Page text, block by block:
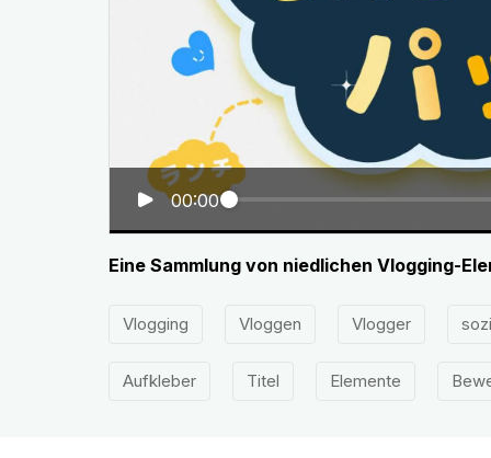
00:00
Eine Sammlung von niedlichen Vlogging-
Vlogging Vloggen Vlogger
Aufkleber Titel Elemente